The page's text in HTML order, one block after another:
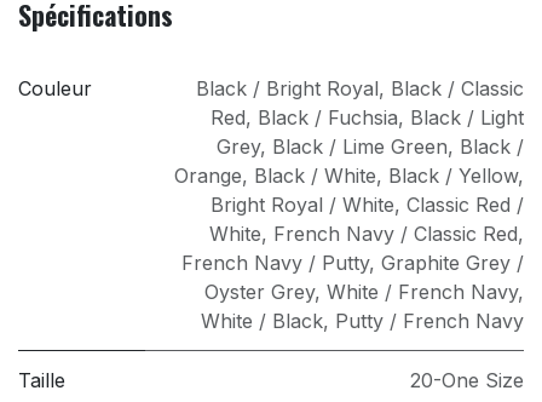
Spécifications
Couleur Black / Bright Royal, Black / Classic
Red, Black / Fuchsia, Black / Light
Grey, Black / Lime Green, Black /
Orange, Black / White, Black / Yellow,
Bright Royal / White, Classic Red /
White, French Navy / Classic Red,
French Navy / Putty, Graphite Grey /
Oyster Grey, White / French Navy,
White / Black, Putty / French Navy
Taille 20-One Size